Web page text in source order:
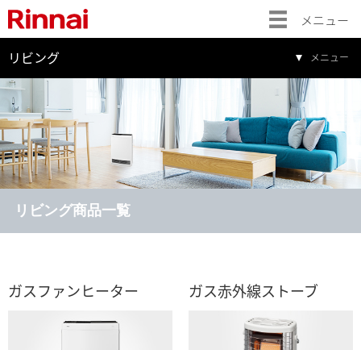
メニュー
リビング メニュー
リビング商品一覧
ガスファンヒーター ガス赤外線ストーブ